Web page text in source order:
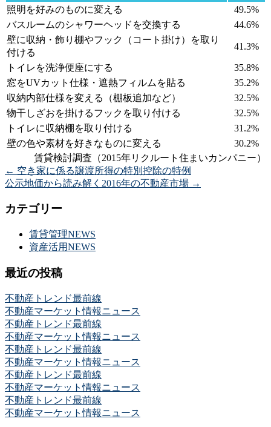
照明を好みのものに変える
49.5%
バスルームのシャワーヘッドを交換する
44.6%
壁に収納・飾り棚やフック（コート掛け）を取り
付ける
41.3%
トイレを洗浄便座にする
35.8%
窓をUVカット仕様・遮熱フィルムを貼る
35.2%
収納内部仕様を変える（棚板追加など）
32.5%
物干しざおを掛けるフックを取り付ける
32.5%
トイレに収納棚を取り付ける
31.2%
壁の色や素材を好きなものに変える
30.2%
賃貸検討調査（2015年リクルート住まいカンパニー）
← 空き家に係る譲渡所得の特別控除の特例
公示地価から読み解く2016年の不動産市場 →
カテゴリー
賃貸管理NEWS
資産活用NEWS
最近の投稿
不動産トレンド最前線
不動産マーケット情報ニュース
不動産トレンド最前線
不動産マーケット情報ニュース
不動産トレンド最前線
不動産マーケット情報ニュース
不動産トレンド最前線
不動産マーケット情報ニュース
不動産トレンド最前線
不動産マーケット情報ニュース